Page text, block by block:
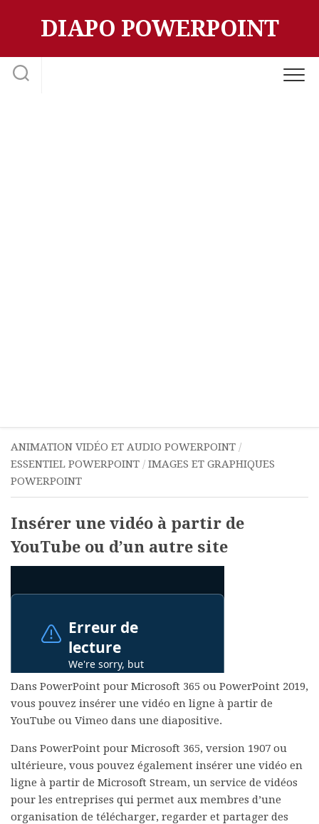
DIAPO POWERPOINT
ANIMATION VIDÉO ET AUDIO POWERPOINT /
ESSENTIEL POWERPOINT / IMAGES ET GRAPHIQUES
POWERPOINT
Insérer une vidéo à partir de
YouTube ou d’un autre site
Dans PowerPoint pour Microsoft 365 ou PowerPoint 2019,
vous pouvez insérer une vidéo en ligne à partir de
YouTube ou Vimeo dans une diapositive.
Dans PowerPoint pour Microsoft 365, version 1907 ou
ultérieure, vous pouvez également insérer une vidéo en
ligne à partir de Microsoft Stream, un service de vidéos
pour les entreprises qui permet aux membres d’une
organisation de télécharger, regarder et partager des